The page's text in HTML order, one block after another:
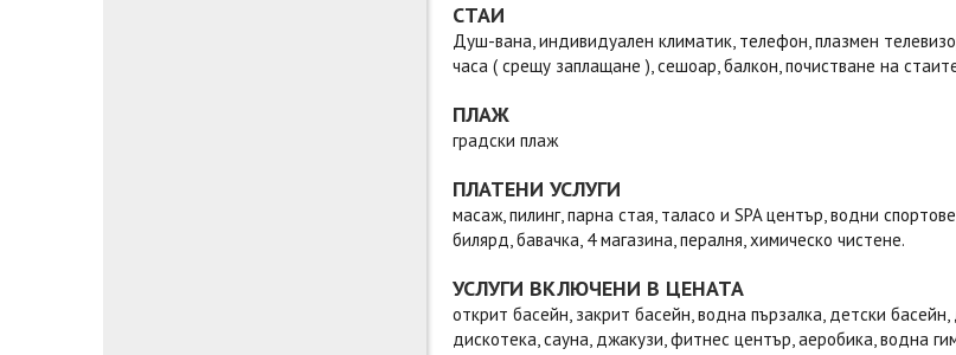
СТАИ
Душ-вана, индивидуален климатик, телефон, плазмен
часа ( срещу заплащане ), сешоар, балкон, почистване на
ПЛАЖ
градски плаж
ПЛАТЕНИ УСЛУГИ
масаж, пилинг, парна стая, таласо и SPA център, водни
билярд, бавачка, 4 магазина, пералня, химическо чистене.
УСЛУГИ ВКЛЮЧЕНИ В ЦЕНАТА
открит басейн, закрит басейн, водна пързалка, детски
дискотека, сауна, джакузи, фитнес център, аеробика, водна